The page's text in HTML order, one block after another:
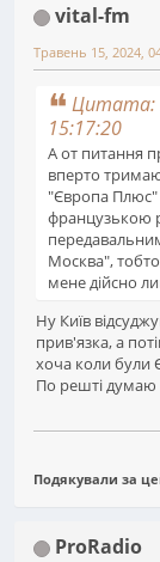
vital-fm
Травень 15, 2024,
Цитата:
15:17:20
А от питання
вперто
"Європа Плюс"
французькою
Москва",
мене дійсно
Ну Київ
прив'язка, а
хоча коли були
По решті думаю
Подякували за
ProRadio